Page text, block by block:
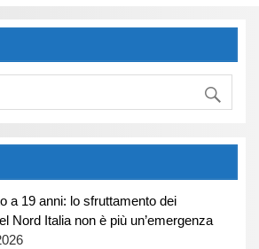
a 19 anni: lo sfruttamento dei
Nord Italia non è più un’emergenza